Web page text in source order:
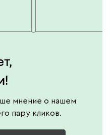
мнение о нашем
пару кликов.